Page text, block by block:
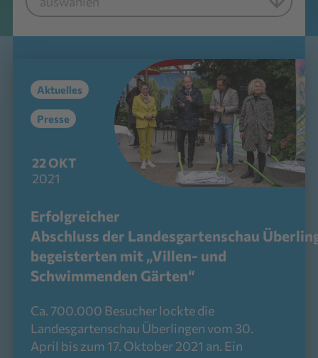
22OKT
2021
Aktuelles
Presse
Erfolgreicher
Abschluss der Landesgartenschau
begeisterten mit „Villen- und
Schwimmenden Gärten“
Ca. 700.000 Besucher lockte die
Landesgartenschau Überlingen vom 30.
April bis zum 17. Oktober 2021 an. Ein